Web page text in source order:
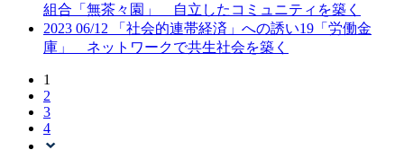
組合「無茶々園」 自立したコミュニティを築く
2023 06/12
「社会的連帯経済」への誘い19「労働金
庫」 ネットワークで共生社会を築く
1
2
3
4